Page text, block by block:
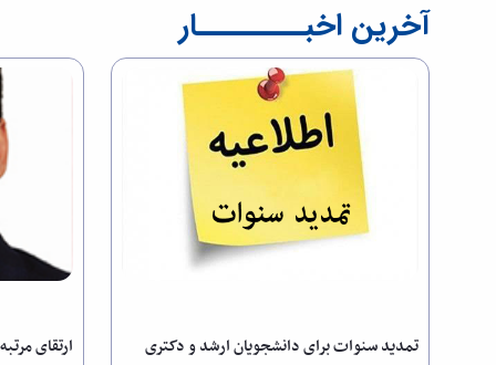
آخرین اخبــــــــار
تمدید سنوات برای دانشجویان ارشد و دکتری ارتقای